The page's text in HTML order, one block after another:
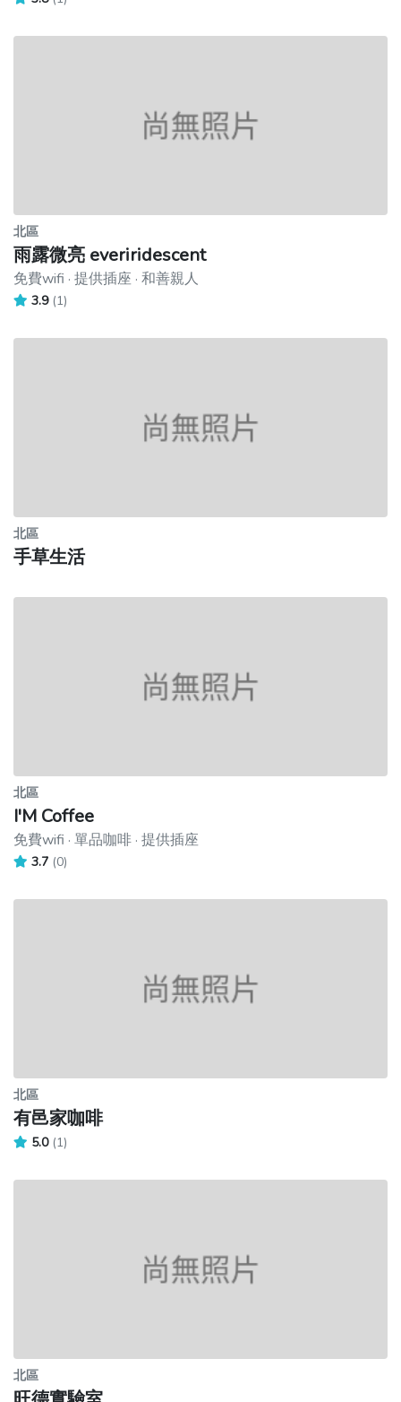
北區
雨露微亮 everiridescent
免費wifi · 提供插座 · 和善親人
3.9 (1)
北區
手草生活
北區
I'M Coffee
免費wifi · 單品咖啡 · 提供插座
3.7 (0)
北區
有邑家咖啡
5.0 (1)
北區